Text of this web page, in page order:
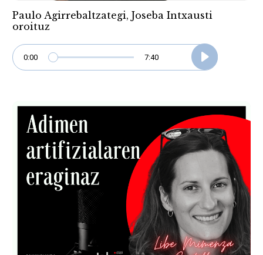
Paulo Agirrebaltzategi, Joseba Intxausti
oroituz
0:00 7:40